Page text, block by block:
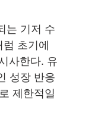
는 기저 수
초기에
사한다. 유
성장 반응
제한적일